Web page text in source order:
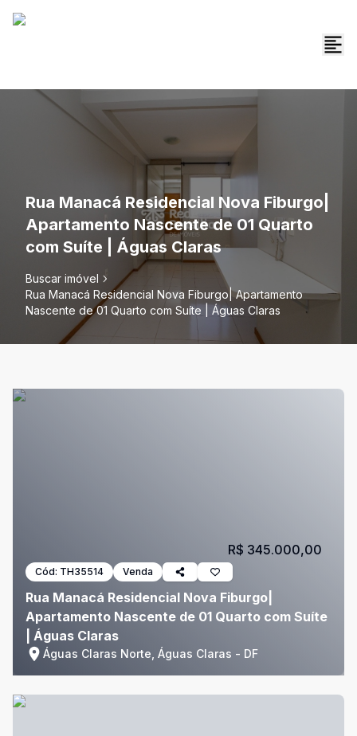
Rua Manacá Residencial Nova Fiburgo|
Apartamento Nascente de 01 Quarto
com Suíte | Águas Claras
Buscar imóvel
Rua Manacá Residencial Nova Fiburgo| Apartamento
Nascente de 01 Quarto com Suíte | Águas Claras
Cód: TH35514 Venda
Rua Manacá Residencial Nova Fiburgo|
Apartamento Nascente de 01 Quarto com Suíte
| Águas Claras
Águas Claras Norte, Águas Claras - DF
R$ 345.000,00